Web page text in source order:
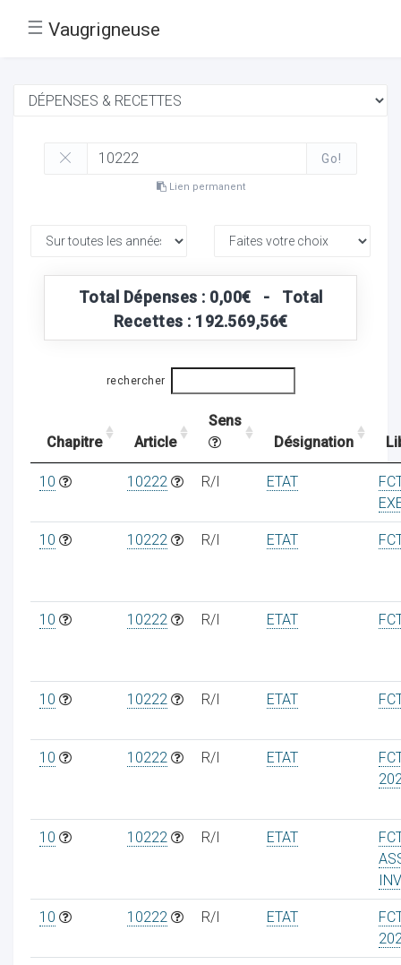
☰ Vaugrigneuse
Go!
Lien permanent
Total Dépenses : 0,00€ - Total
Recettes : 192.569,56€
rechercher
Chapitre Article
Sens
Désignation
10 10222 R/I ETAT
10 10222 R/I ETAT
10 10222 R/I ETAT
10 10222 R/I ETAT
10 10222 R/I ETAT
10 10222 R/I ETAT
10 10222 R/I ETAT